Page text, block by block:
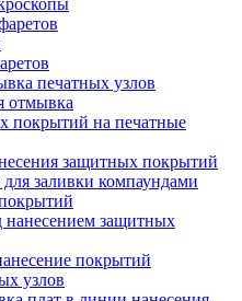
печатных узлов
отмывка
покрытий на печатные
защитных покрытий
заливки компаундами
нанесением защитных
покрытий
узлов